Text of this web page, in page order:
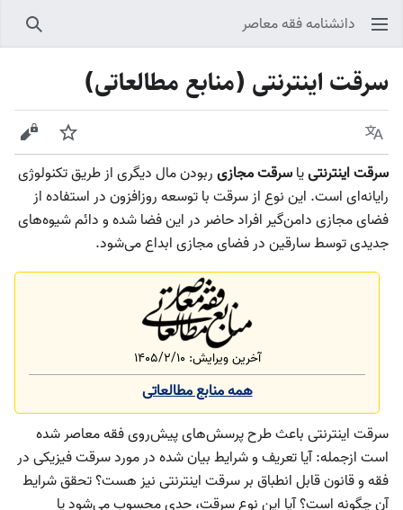
دانشنامه فقه معاصر
سرقت اینترنتی (منابع مطالعاتی)
زبان پیگیری
سرقت اینترنتییاسرقت مجازیربودن مال دیگری از طریق تکنولوژی
رایانه‌ای است. این نوع از سرقت با توسعه روزافزون در استفاده از
فضای مجازی دامن‌گیر افراد حاضر در این فضا شده و دائم شیوه‌های
جدیدی توسط سارقین در فضای مجازی ابداع می‌شود.
آخرین ویرایش: ۱۴۰۵/۲/۱۰
همه منابع مطالعاتی
سرقت اینترنتی باعث طرح پرسش‌های پیش‌روی فقه معاصر شده
است ازجمله: آیا تعریف و شرایط بیان شده در مورد سرقت فیزیکی در
فقه و قانون قابل انطباق بر سرقت اینترنتی نیز هست؟ تحقق شرایط
آن چگونه است؟ آیا این نوع سرقت، حدی محسوب می‌شود یا